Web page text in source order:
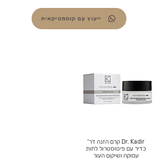
ייעוץ עם קוסמטיקאית
Dr. Kadir קרם הזנה דר'
כדיר עם פיטוסטרול לחות
עמוקה ושיקום העור